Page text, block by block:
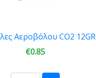
Αεροβόλου CO2 12GR
€0.85